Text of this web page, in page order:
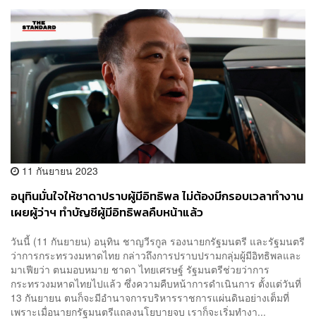
11 กันยายน 2023
อนุทินมั่นใจให้ชาดาปราบผู้มีอิทธิพล ไม่ต้องมีกรอบเวลาทำงาน
เผยผู้ว่าฯ ทำบัญชีผู้มีอิทธิพลคืบหน้าแล้ว
วันนี้ (11 กันยายน) อนุทิน ชาญวีรกูล รองนายกรัฐมนตรี และรัฐมนตรี
ว่าการกระทรวงมหาดไทย กล่าวถึงการปราบปรามกลุ่มผู้มีอิทธิพลและ
มาเฟียว่า ตนมอบหมาย ชาดา ไทยเศรษฐ์ รัฐมนตรีช่วยว่าการ
กระทรวงมหาดไทยไปแล้ว ซึ่งความคืบหน้าการดำเนินการ ตั้งแต่วันที่
13 กันยายน ตนก็จะมีอำนาจการบริหารราชการแผ่นดินอย่างเต็มที่
เพราะเมื่อนายกรัฐมนตรีแถลงนโยบายจบ เราก็จะเริ่มทำงา...